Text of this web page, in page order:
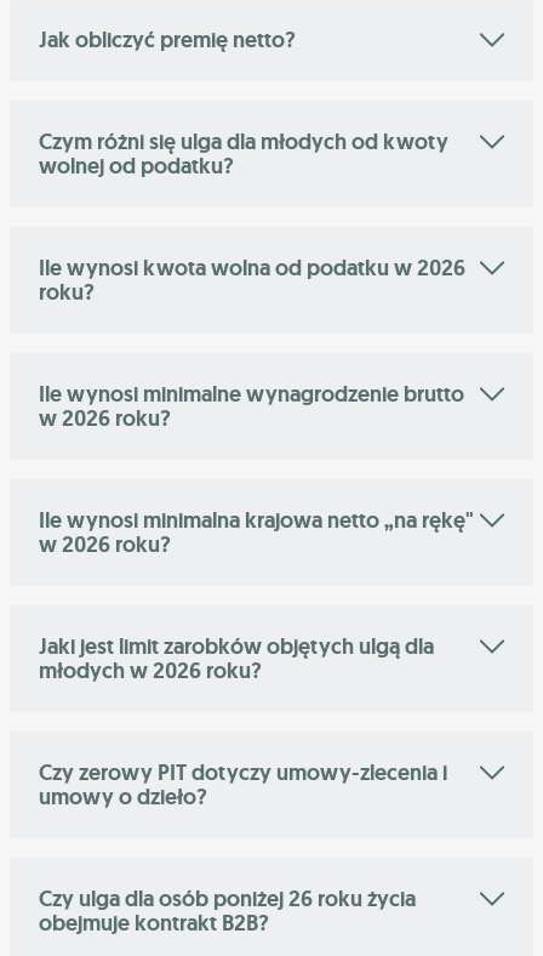
Jak obliczyć premię netto?
Czym różni się ulga dla młodych od kwoty
wolnej od podatku?
Ile wynosi kwota wolna od podatku w 2026
roku?
Ile wynosi minimalne wynagrodzenie brutto
w 2026 roku?
Ile wynosi minimalna krajowa netto „na rękę"
w 2026 roku?
Jaki jest limit zarobków objętych ulgą dla
młodych w 2026 roku?
Czy zerowy PIT dotyczy umowy-zlecenia i
umowy o dzieło?
Czy ulga dla osób poniżej 26 roku życia
obejmuje kontrakt B2B?